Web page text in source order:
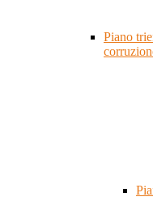
Piano